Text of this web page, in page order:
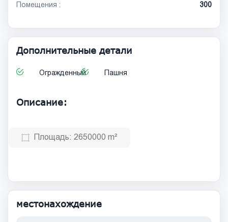
Помещения : 300
Дополнительные детали
Огражденный Пашня
Описание:
Площадь: 2650000 m²
местонахождение